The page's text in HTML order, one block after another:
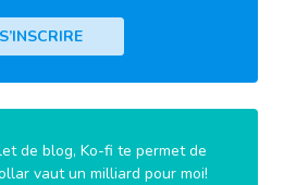
S’INSCRIRE
de blog, Ko-fi te permet de
vaut un milliard pour moi!